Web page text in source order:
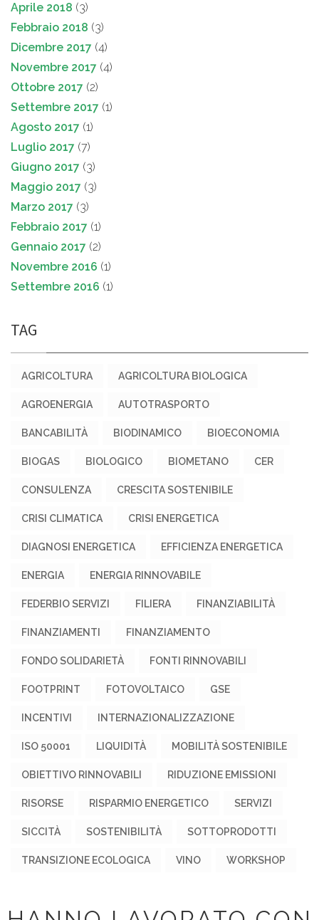
Aprile 2018 (3)
Febbraio 2018 (3)
Dicembre 2017 (4)
Novembre 2017 (4)
Ottobre 2017 (2)
Settembre 2017 (1)
Agosto 2017 (1)
Luglio 2017 (7)
Giugno 2017 (3)
Maggio 2017 (3)
Marzo 2017 (3)
Febbraio 2017 (1)
Gennaio 2017 (2)
Novembre 2016 (1)
Settembre 2016 (1)
TAG
AGRICOLTURA AGRICOLTURA BIOLOGICA
AGROENERGIA AUTOTRASPORTO
BANCABILITÀ BIODINAMICO BIOECONOMIA
BIOGAS BIOLOGICO BIOMETANO CER
CONSULENZA CRESCITA SOSTENIBILE
CRISI CLIMATICA CRISI ENERGETICA
DIAGNOSI ENERGETICA EFFICIENZA ENERGETICA
ENERGIA ENERGIA RINNOVABILE
FEDERBIO SERVIZI FILIERA FINANZIABILITÀ
FINANZIAMENTI FINANZIAMENTO
FONDO SOLIDARIETÀ FONTI RINNOVABILI
FOOTPRINT FOTOVOLTAICO GSE
INCENTIVI INTERNAZIONALIZZAZIONE
ISO 50001 LIQUIDITÀ MOBILITÀ SOSTENIBILE
OBIETTIVO RINNOVABILI RIDUZIONE EMISSIONI
RISORSE RISPARMIO ENERGETICO SERVIZI
SICCITÀ SOSTENIBILITÀ SOTTOPRODOTTI
TRANSIZIONE ECOLOGICA VINO WORKSHOP